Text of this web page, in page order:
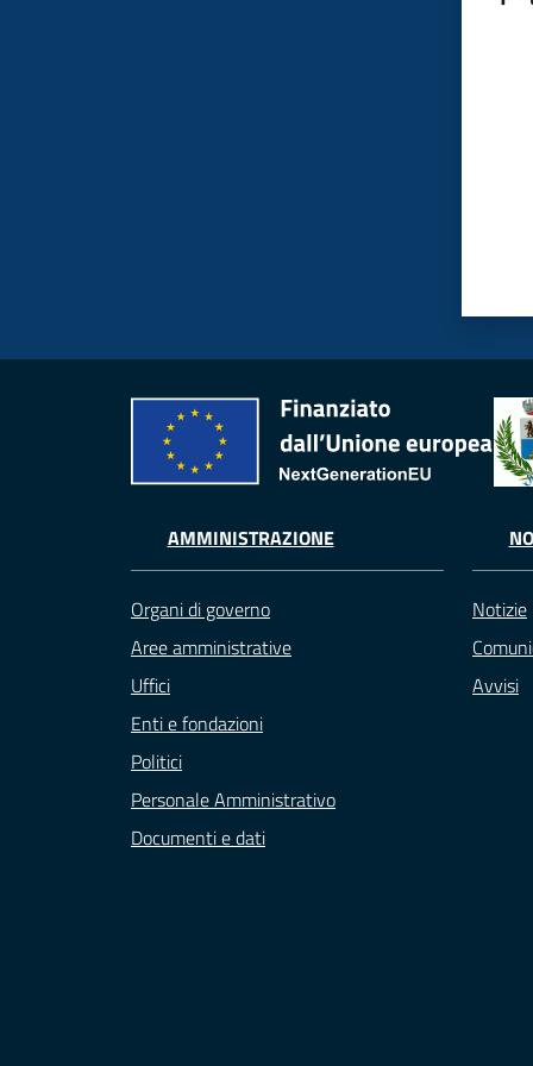
AMMINISTRAZIONE
Organi di governo
Aree amministrative
Uffici
Enti e fondazioni
Politici
Personale Amministrativo
Documenti e dati
Notizie
Avvisi